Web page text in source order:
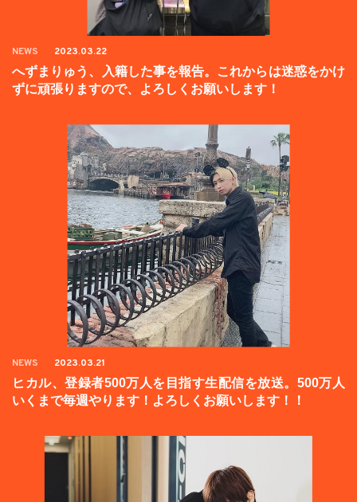
NEWS 2023.03.22
へずまりゅう、入籍した事を報告。これからは迷惑をかけ
ずに頑張りますので、よろしくお願いします！
NEWS 2023.03.21
ヒカル、登録者500万人を目指す生配信を放送。500万人
いくまで毎週やります！よろしくお願いします！！